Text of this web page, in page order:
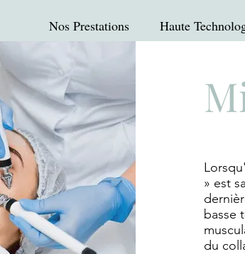
Nos Prestations Haute
» est
basse
du